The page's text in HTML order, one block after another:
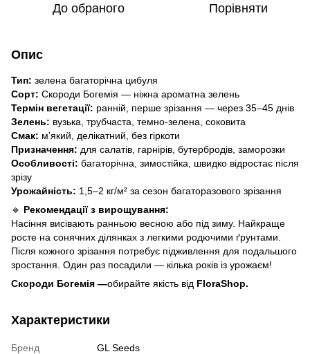
До обраного Порівняти
Опис
Тип: зелена багаторічна цибуля
Сорт: Скороди Богемія — ніжна ароматна зелень
Термін вегетації: ранній, перше зрізання — через 35–45 днів
Зелень: вузька, трубчаста, темно-зелена, соковита
Смак: м’який, делікатний, без гіркоти
Призначення: для салатів, гарнірів, бутербродів, заморозки
Особливості: багаторічна, зимостійка, швидко відростає після
зрізу
Урожайність: 1,5–2 кг/м² за сезон багаторазового зрізання
🔹 Рекомендації з вирощування:
Насіння висівають ранньою весною або під зиму. Найкраще
росте на сонячних ділянках з легкими родючими ґрунтами.
Після кожного зрізання потребує підживлення для подальшого
зростання. Один раз посадили — кілька років із урожаєм!
Скороди Богемія —обирайте якість від FloraShop.
Характеристики
Бренд
GL Seeds